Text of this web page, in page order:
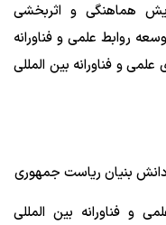
هماهنگی و اثربخشی
روابط علمی و فناورانه
و فناورانه بین المللی
بنیان ریاست جمهوری
و فناورانه بین المللی